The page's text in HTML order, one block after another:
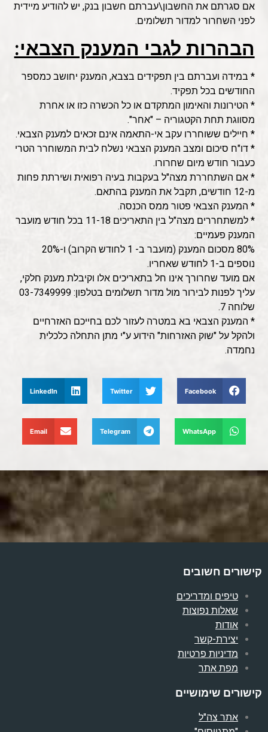
אם סגרתם את החשבון\עברתם חשבון בנק, יש להודיע מיידית
לפני השחרור למדור תשלומים.
הבהרות לגבי המענק הצבאי:
* במידה ועברתם בין תפקידים בצבא, המענק יחושב כמספר
החודשים בכל תפקיד.
* הטירונות והאימון המתקדם או כל הכשרה כזו או אחרת
מסווגת תחת הקטגוריה – "אחר".
* חיילים ששוחררו עקב אי-התאמה אינם זכאים למענק הצבאי.
* דו"ח סיכום ומצב המענק הצבאי נשלח לבית המשוחרר הטרי
כעבור חודש מיום שחרורו.
* אם השתחררת מצה"ל בעקבות בעיה רפואית ושירתת פחות
מ-12 חודשים, תקבל את המענק בהתאם.
* המענק הצבאי פטור ממס הכנסה.
* למשתחררים מצה"ל בין התאריכים 11-18 בכל חודש מועבר
המענק פעמיים:
80% מסכום המענק (מועבר ב- 1 לחודש הקרוב) ו-20%
נוספים ב-1 לחודש שאחריו.
אם מועד שחרורך אינו חל בתאריכים אלו וקיבלת מענק חלקי,
עליך לפנות לבירור מול מדור תשלומים בטלפון: 03-7349999
שלוחה 7.
* המענק הצבאי בא במטרה לעזור לכם בחייכם האזרחיים
ולהקל על "שוק האזרחות" הידוע ע"י מתן התחלה כלכלית
נחמדה.
Facebook
Twitter
LinkedIn
WhatsApp
Telegram
Email
קישורים חשובים
טיפים ומדריכים
שאלות נפוצות
אודות
יצירת-קשר
מדיניות פרטיות
מפת אתר
קישורים שימושיים
אתר צה"ל